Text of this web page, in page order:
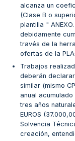
alcanza un
(Clase B o
plantilla " ANEXO.
debidamente
través de la
ofertas de la
Trabajos
deberán
similar (mismo
anual
tres años
EUROS
Solvencia
creación,